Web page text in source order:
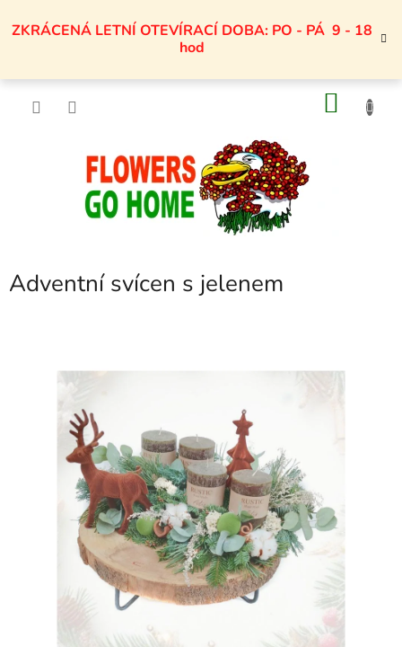
naZKRÁCENÁ LETNÍ OTEVÍRACÍ DOBA: PO - PÁ 9 - 18
hod
Adventní svícen s jelenem